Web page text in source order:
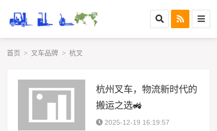
首页 > 叉车品牌 > 杭叉
杭州叉车，物流新时代的
搬运之选🚜
2025-12-19 16:19:57